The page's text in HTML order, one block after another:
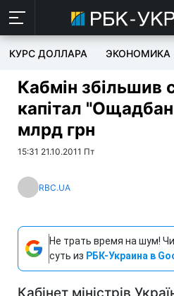
КУРС ДОЛЛАРА ЭКОНОМИКА
Кабмін збільшив
капітал
млрд грн
15:31 21.10.2011 Пт
RBC.UA
Не трать время на шум!
суть из РБК-Украина в